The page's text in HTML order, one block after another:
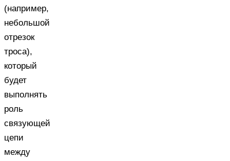
(например,
небольшой
отрезок
троса),
который
будет
выполнять
роль
связующей
цепи
между